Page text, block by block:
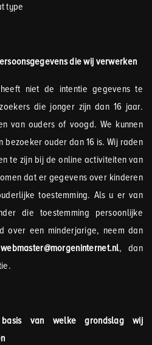
type
die wij verwerken
niet de intentie gegevens te
die jonger zijn dan 16 jaar.
van ouders of voogd. We kunnen
ouder dan 16 is. Wij raden
te zijn bij de online activiteiten van
dat er gegevens over kinderen
toestemming. Als u er van
die toestemming persoonlijke
over een minderjarige, neem dan
webmaster@morgeninternet.nl, dan
van welke grondslag wij